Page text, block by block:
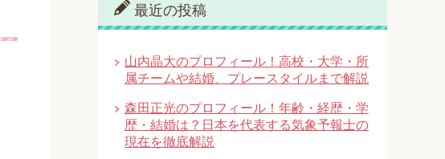
最近の投稿
山内晶大のプロフィール！高校・大学・所
属チームや結婚、プレースタイルまで解説
森田正光のプロフィール！年齢・経歴・学
歴・結婚は？日本を代表する気象予報士の
現在を徹底解説